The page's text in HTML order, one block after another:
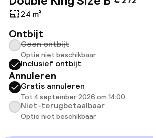
24 m²
Ontbijt
Geen ontbijt
Optie niet beschikbaar
Inclusief ontbijt
Annuleren
Gratis annuleren
Tot 4 september 2026 om 14:00
Niet-terugbetaalbaar
Optie niet beschikbaar